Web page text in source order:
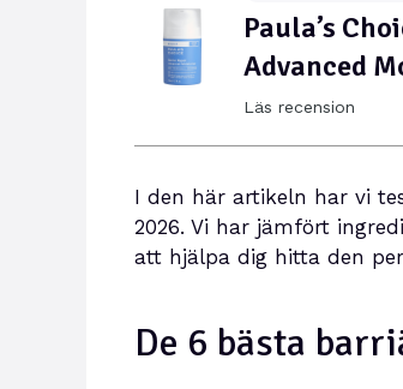
Paula’s
Advanced
Läs recension
I den här artikeln har vi
2026. Vi har jämfört
att hjälpa dig hitta den
De 6 bästa